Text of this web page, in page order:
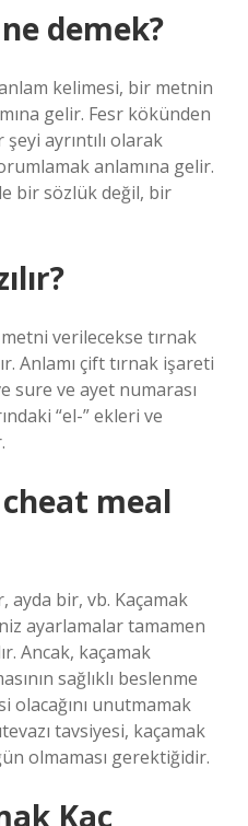
demek?
kelimesi, bir metnin
gelir. Fesr kökünden
ayrıntılı olarak
anlamına gelir.
bir sözlük değil, bir
verilecekse tırnak
Anlamı çift tırnak işareti
sure ve ayet numarası
“el-” ekleri ve
meal
bir, vb. Kaçamak
ayarlamalar tamamen
Ancak, kaçamak
sağlıklı beslenme
unutmamak
tavsiyesi, kaçamak
olmaması gerektiğidir.
Kaç